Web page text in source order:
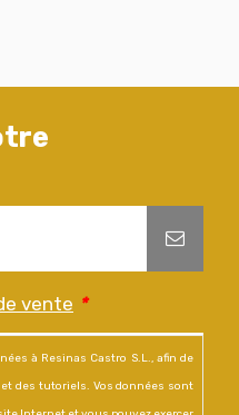
vente *
à Resinas Castro S.L., afin de
des tutoriels. Vos données sont